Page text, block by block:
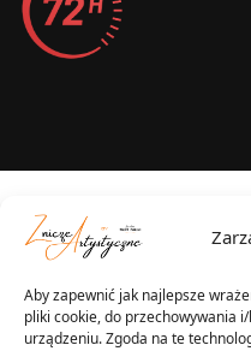
Aby zapewnić jak najlepsze
pliki cookie, do przechowywania
urządzeniu. Zgoda na te